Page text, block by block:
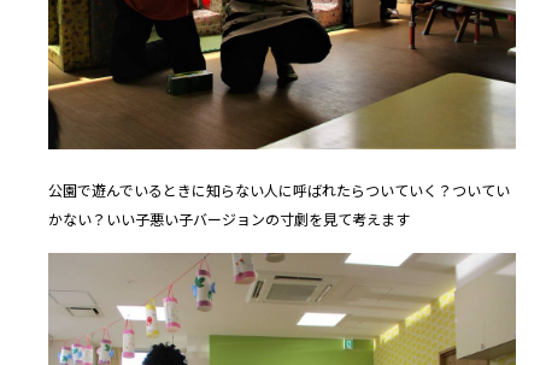
公園で遊んでいるときに知らない人に呼ばれたらついていく？ついてい
かない？いい子悪い子バージョンの寸劇を見て考えます